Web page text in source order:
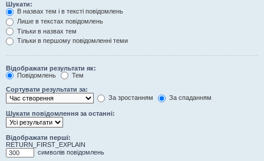
Шукати:
В назвах тем і в тексті повідомлень
Лише в текстах повідомлень
Тільки в назвах тем
Тільки в першому повідомленні теми
Відображати результати як:
Повідомлень
Тем
Сортувати результати за:
За зростанням
За спаданням
Шукати повідомлення за останні:
Відображати перші:
RETURN_FIRST_EXPLAIN
символів повідомлень